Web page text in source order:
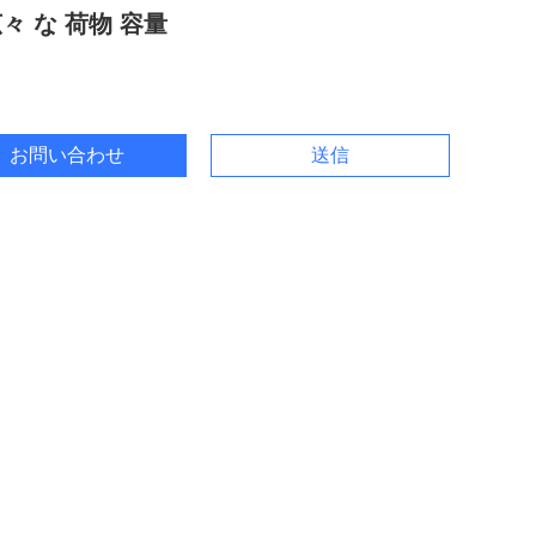
な 荷物 容量
お問い合わせ 送信